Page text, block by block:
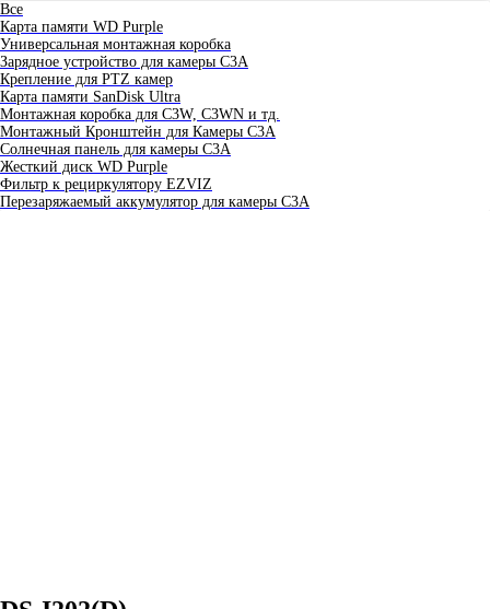
Все
Карта памяти WD Purple
Универсальная монтажная коробка
Зарядное устройство для камеры C3A
Крепление для PTZ камер
Карта памяти SanDisk Ultra
Монтажная коробка для С3W, C3WN и тд.
Монтажный Кронштейн для Камеры C3A
Солнечная панель для камеры C3A
Жесткий диск WD Purple
Фильтр к рециркулятору EZVIZ
Перезаряжаемый аккумулятор для камеры C3A